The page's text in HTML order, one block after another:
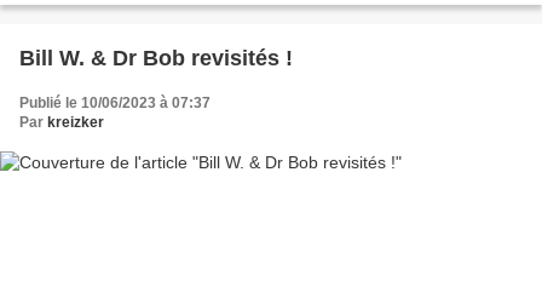
Bill W. & Dr Bob revisités !
Publié le 10/06/2023 à 07:37
Par kreizker